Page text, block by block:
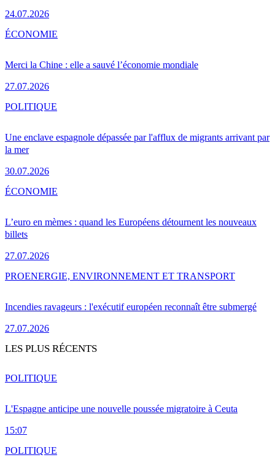
24.07.2026
Merci la Chine : elle a sauvé l’économie mondiale
27.07.2026
ÉCONOMIE
Une enclave espagnole dépassée par l'afflux de migrants arrivant par
la mer
30.07.2026
POLITIQUE
L’euro en mèmes : quand les Européens détournent les nouveaux
billets
27.07.2026
ÉCONOMIE
Incendies ravageurs : l'exécutif européen reconnaît être submergé
27.07.2026
PROENERGIE, ENVIRONNEMENT ET TRANSPORT
LES PLUS RÉCENTS
L'Espagne anticipe une nouvelle poussée migratoire à Ceuta
15:07
POLITIQUE
POLITIQUE